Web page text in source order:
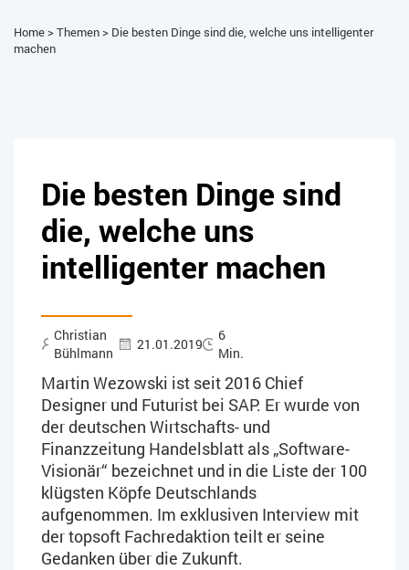
Home>Themen> Die besten Dinge sind die, welche uns intelligenter
machen
Die besten Dinge sind
die, welche uns
intelligenter machen
Christian
Bühlmann
21.01.2019
6
Min.
Martin Wezowski ist seit 2016 Chief
Designer und Futurist bei SAP. Er wurde von
der deutschen Wirtschafts- und
Finanzzeitung Handelsblatt als „Software-
Visionär“ bezeichnet und in die Liste der 100
klügsten Köpfe Deutschlands
aufgenommen. Im exklusiven Interview mit
der topsoft Fachredaktion teilt er seine
Gedanken über die Zukunft.